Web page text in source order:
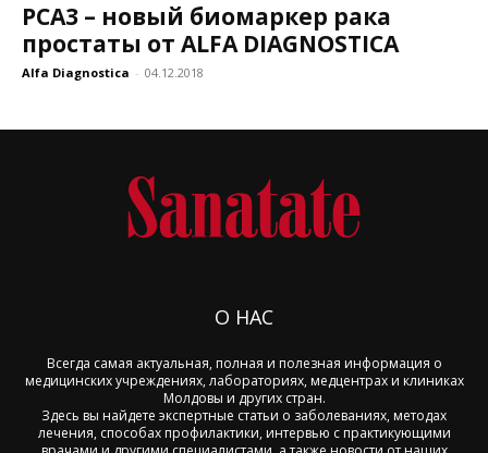
PCA3 – новый биомаркер рака
простаты от ALFA DIAGNOSTICA
Alfa Diagnostica - 04.12.2018
О НАС
Всегда самая актуальная, полная и полезная информация о
медицинских учреждениях, лабораториях, медцентрах и клиниках
Молдовы и других стран.
Здесь вы найдете экспертные статьи о заболеваниях, методах
лечения, способах профилактики, интервью с практикующими